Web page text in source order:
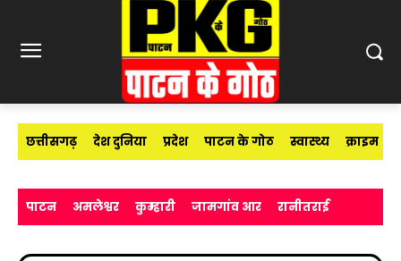
छत्तीसगढ़ देश दुनिया प्रदेश पाटन के गोठ स्वास्थ्य क्राइम
पाटन अमलेश्वर कुम्हारी जामगांव आर रानीतराई